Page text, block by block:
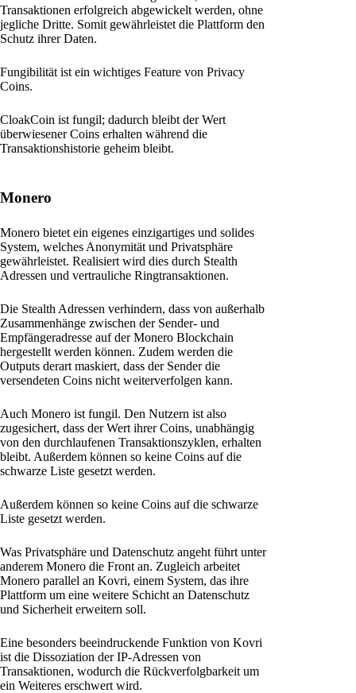
Transaktionen erfolgreich abgewickelt werden, ohne
jegliche Dritte. Somit gewährleistet die Plattform den
Schutz ihrer Daten.
Fungibilität ist ein wichtiges Feature von Privacy
Coins.
CloakCoin ist fungil; dadurch bleibt der Wert
überwiesener Coins erhalten während die
Transaktionshistorie geheim bleibt.
Monero
Monero bietet ein eigenes einzigartiges und solides
System, welches Anonymität und Privatsphäre
gewährleistet. Realisiert wird dies durch Stealth
Adressen und vertrauliche Ringtransaktionen.
Die Stealth Adressen verhindern, dass von außerhalb
Zusammenhänge zwischen der Sender- und
Empfängeradresse auf der Monero Blockchain
hergestellt werden können. Zudem werden die
Outputs derart maskiert, dass der Sender die
versendeten Coins nicht weiterverfolgen kann.
Auch Monero ist fungil. Den Nutzern ist also
zugesichert, dass der Wert ihrer Coins, unabhängig
von den durchlaufenen Transaktionszyklen, erhalten
bleibt. Außerdem können so keine Coins auf die
schwarze Liste gesetzt werden.
Außerdem können so keine Coins auf die schwarze
Liste gesetzt werden.
Was Privatsphäre und Datenschutz angeht führt unter
anderem Monero die Front an. Zugleich arbeitet
Monero parallel an Kovri, einem System, das ihre
Plattform um eine weitere Schicht an Datenschutz
und Sicherheit erweitern soll.
Eine besonders beeindruckende Funktion von Kovri
ist die Dissoziation der IP-Adressen von
Transaktionen, wodurch die Rückverfolgbarkeit um
ein Weiteres erschwert wird.